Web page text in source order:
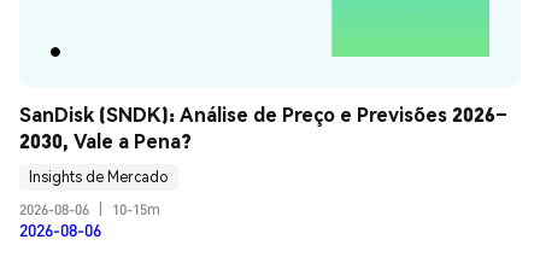
SanDisk (SNDK): Análise de Preço e Previsões 2026–
2030, Vale a Pena?
Insights de Mercado
2026-08-06
10-15m
2026-08-06